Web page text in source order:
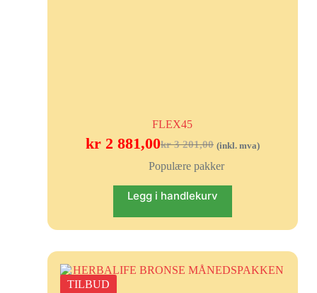
FLEX45
kr3 201,00
kr2 881,00 (inkl. mva)
Populære pakker
Legg i handlekurv
TILBUD